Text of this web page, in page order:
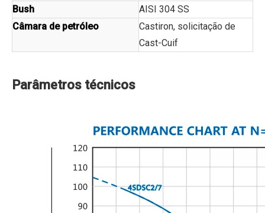
Bush
AISI 304 SS
Câmara de petróleo
Castiron, solicitação de
Cast-Cuif
Parâmetros técnicos